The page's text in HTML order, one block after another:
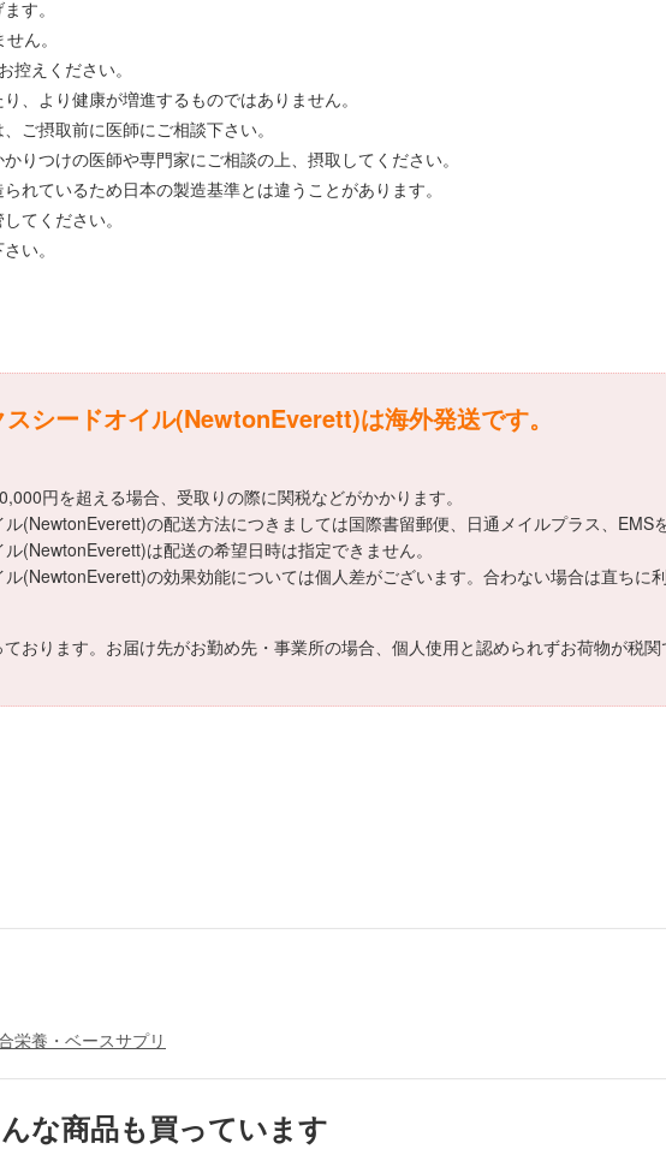
す。
ん。
控えください。
、より健康が増進するものではありません。
ご摂取前に医師にご相談下さい。
りつけの医師や専門家にご相談の上、摂取してください。
れているため日本の製造基準とは違うことがあります。
てください。
い。
シードオイル(NewtonEverett)は海外発送です。
円を超える場合、受取りの際に関税などがかかります。
(NewtonEverett)の配送方法につきましては国際書留郵便、日通メイルプラス、EMS
(NewtonEverett)は配送の希望日時は指定できません。
(NewtonEverett)の効果効能については個人差がございます。合わない場合は直ちに
おります。お届け先がお勤め先・事業所の場合、個人使用と認められずお荷物が税
栄養・ベースサプリ
な商品も買っています